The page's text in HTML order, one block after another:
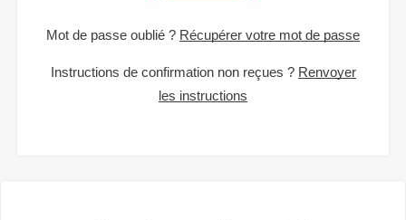
Mot de passe oublié ? Récupérer votre mot de passe
Instructions de confirmation non reçues ? Renvoyer
les instructions